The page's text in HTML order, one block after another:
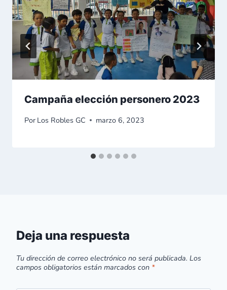
Campaña elección personero 2023
Por Los Robles GC marzo 6, 2023
Deja una respuesta
Tu dirección de correo electrónico no será publicada. Los
campos obligatorios están marcados con *